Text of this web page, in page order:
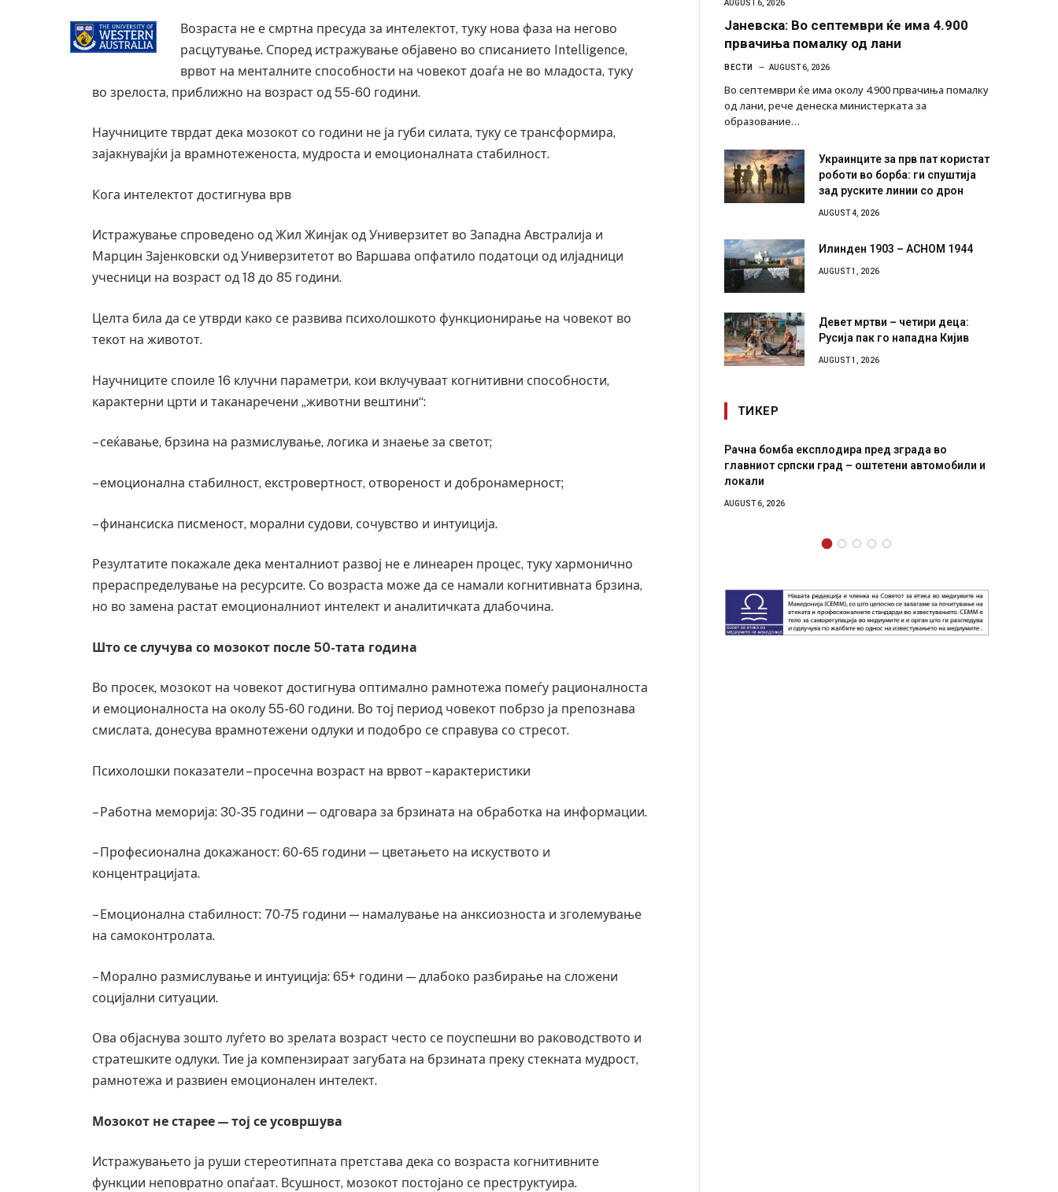
Возраста не е смртна пресуда за интелектот, туку нова фаза на негово
расцутување. Според истражување објавено во списанието Intelligence,
врвот на менталните способности на човекот доаѓа не во младоста, туку
во зрелоста, приближно на возраст од 55-60 години.
Научниците тврдат дека мозокот со години не ја губи силата, туку се трансформира,
зајакнувајќи ја врамнотеженоста, мудроста и емоционалната стабилност.
Кога интелектот достигнува врв
Истражување спроведено од Жил Жинјак од Универзитет во Западна Австралија и
Марцин Зајенковски од Универзитетот во Варшава опфатило податоци од илјадници
учесници на возраст од 18 до 85 години.
Целта била да се утврди како се развива психолошкото функционирање на човекот во
текот на животот.
Научниците споиле 16 клучни параметри, кои вклучуваат когнитивни способности,
карактерни црти и таканаречени „животни вештини“:
– сеќавање, брзина на размислување, логика и знаење за светот;
– емоционална стабилност, екстровертност, отвореност и добронамерност;
– финансиска писменост, морални судови, сочувство и интуиција.
Резултатите покажале дека менталниот развој не е линеарен процес, туку хармонично
прераспределување на ресурсите. Со возраста може да се намали когнитивната брзина,
но во замена растат емоционалниот интелект и аналитичката длабочина.
Што се случува со мозокот после 50-тата година
Во просек, мозокот на човекот достигнува оптимално рамнотежа помеѓу рационалноста
и емоционалноста на околу 55-60 години. Во тој период човекот побрзо ја препознава
смислата, донесува врамнотежени одлуки и подобро се справува со стресот.
Психолошки показатели – просечна возраст на врвот – карактеристики
– Работна меморија: 30-35 години — одговара за брзината на обработка на информации.
– Професионална докажаност: 60-65 години — цветањето на искуството и
концентрацијата.
– Емоционална стабилност: 70-75 години — намалување на анксиозноста и зголемување
на самоконтролата.
– Морално размислување и интуиција: 65+ години — длабоко разбирање на сложени
социјални ситуации.
Ова објаснува зошто луѓето во зрелата возраст често се поуспешни во раководството и
стратешките одлуки. Тие ја компензираат загубата на брзината преку стекната мудрост,
рамнотежа и развиен емоционален интелект.
Мозокот не старее — тој се усовршува
Истражувањето ја руши стереотипната претстава дека со возраста когнитивните
функции неповратно опаѓаат. Всушност, мозокот постојано се преструктуира.
Јаневска: Во септември ќе има 4.900
првачиња помалку од лани
ВЕСТИ
Во септември ќе има околу 4.900 првачиња помалку
од лани, рече денеска министерката за
образование…
роботи во борба: ги спуштија
зад руските линии со дрон
AUGUST 4, 2026
AUGUST 1, 2026
Русија пак го нападна Кијив
AUGUST 1, 2026
Грција: Горат Парос, Андрос, Калимнос, Крит, …
главниот српски град – оштетени автомобили и
AUGUST 6, 2026
11-месечна воена
AUGUST 4, 2026